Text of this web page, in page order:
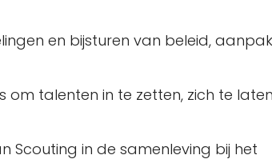
en bijsturen van beleid,
om talenten in te zetten, zich te laten
Scouting in de samenleving bij het